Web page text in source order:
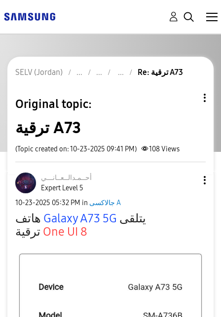
SELV (Jordan) Re: ترقية A73
Original topic:
ترقية A73
(Topic created on: 10-23-2025 09:41 PM) 108Views
أحــمـدالــعــانـــي
Expert Level 5
‎10-23-2025 05:32 PM in جالاكسى A
Galaxy A73 5G يتلقى
One UI 8